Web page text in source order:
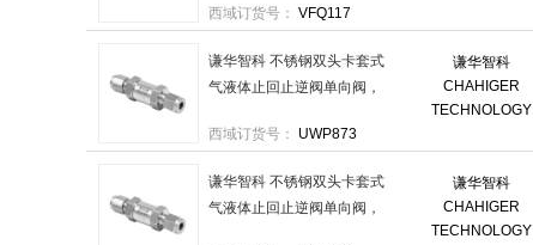
内丝NPT3分 售卖规格：1个
西域订货号： VFQ117
谦华智科
CHAHIGER
TECHNOLOGY
谦华智科 不锈钢双头卡套式
气液体止回止逆阀单向阀，
寸-出口卡套1寸 售卖规格：1
西域订货号： UWP873
谦华智科
CHAHIGER
TECHNOLOGY
谦华智科 不锈钢双头卡套式
气液体止回止逆阀单向阀，